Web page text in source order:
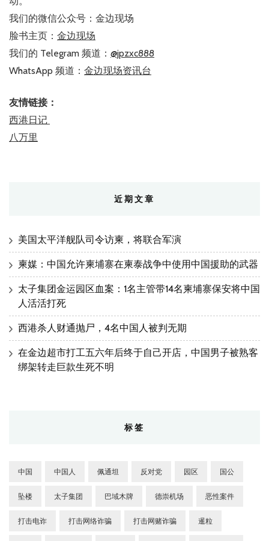
我们的微信公众号：金边现场
脸书主页： 金边现场
我们的 Telegram 频道： @jpzxc888
WhatsApp 频道： 金边现场资讯台
友情链接：
西港日记
八万里
近期文章
美国太平洋舰队司令访柬，将联合军演
柬媒：中国允许柬埔寨在柬泰战争中使用中国援助的武器
太子集团金运园区血案：1名主管带14名柬埔寨保安将中国
人活活打死
西港杀人财通抛尸，4名中国人被判无期
在金边超市打工五六年后终于自己开店，中国男子被熟客
绑架转走巨款生死不明
标签
中国 中国人 佩通坦 反对党 园区 国公
坠楼 太子集团 巴域木牌 德崇机场 恶性案件
打击电诈 打击网络诈骗 打击网赌诈骗 暹粒